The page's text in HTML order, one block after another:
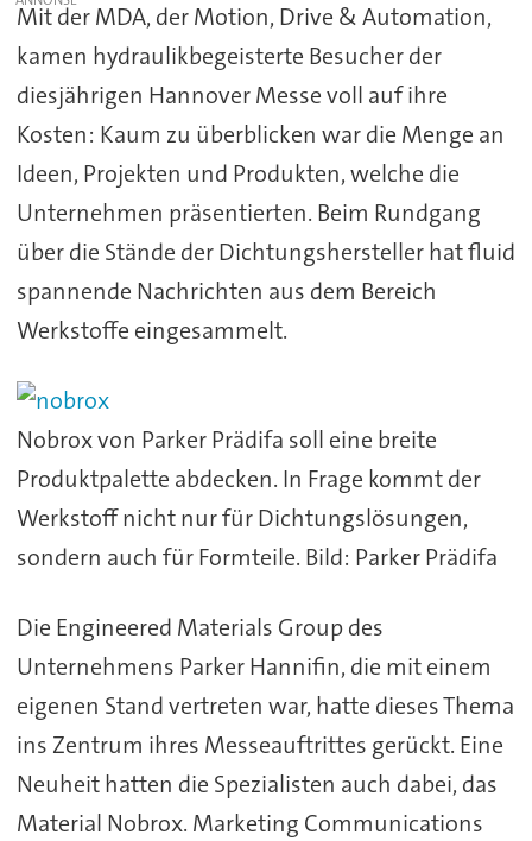
Mit der MDA, der Motion, Drive & Automation,
kamen hydraulikbegeisterte Besucher der
diesjährigen Hannover Messe voll auf ihre
Kosten: Kaum zu überblicken war die Menge an
Ideen, Projekten und Produkten, welche die
Unternehmen präsentierten. Beim Rundgang
über die Stände der Dichtungshersteller hat fluid
spannende Nachrichten aus dem Bereich
Werkstoffe eingesammelt.
Nobrox von Parker Prädifa soll eine breite
Produktpalette abdecken. In Frage kommt der
Werkstoff nicht nur für Dichtungslösungen,
sondern auch für Formteile. Bild: Parker Prädifa
Die Engineered Materials Group des
Unternehmens Parker Hannifin, die mit einem
eigenen Stand vertreten war, hatte dieses Thema
ins Zentrum ihres Messeauftrittes gerückt. Eine
Neuheit hatten die Spezialisten auch dabei, das
Material Nobrox. Marketing Communications